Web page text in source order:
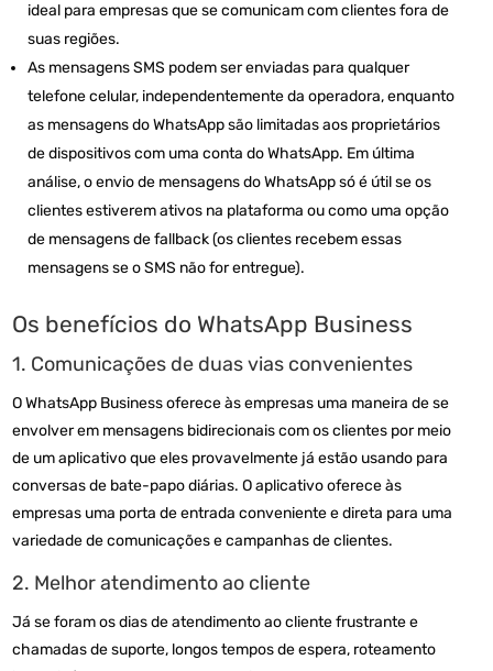
ideal para empresas que se comunicam com clientes fora de
suas regiões.
As mensagens SMS podem ser enviadas para qualquer
telefone celular, independentemente da operadora, enquanto
as mensagens do WhatsApp são limitadas aos proprietários
de dispositivos com uma conta do WhatsApp. Em última
análise, o envio de mensagens do WhatsApp só é útil se os
clientes estiverem ativos na plataforma ou como uma opção
de mensagens de fallback (os clientes recebem essas
mensagens se o SMS não for entregue).
Os benefícios do WhatsApp Business
1. Comunicações de duas vias convenientes
O WhatsApp Business oferece às empresas uma maneira de se
envolver em mensagens bidirecionais com os clientes por meio
de um aplicativo que eles provavelmente já estão usando para
conversas de bate-papo diárias. O aplicativo oferece às
empresas uma porta de entrada conveniente e direta para uma
variedade de comunicações e campanhas de clientes.
2. Melhor atendimento ao cliente
Já se foram os dias de atendimento ao cliente frustrante e
chamadas de suporte, longos tempos de espera, roteamento